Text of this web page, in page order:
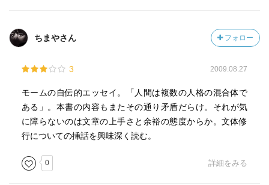
として選ぶなどというのは、極めて珍しい話だった。あま
りに途方もない考えだったので、誰かに打ち明けようなど
離れた三人の兄たちが全て法律家だったのだから、私まで
が割り込む余地などあろうとは思えなかった。
私は生来ひとを信用しない。他人は私に好意的なことよ
モアの感覚を持つ者が支払わねばならぬ代償である。ユー
ちまやさん フォロー
3 2009.08.27
モームの自伝的エッセイ。「人間は複数の人格の混合体で
ある」。本書の内容もまたその通り矛盾だらけ。それが気
に障らないのは文章の上手さと余裕の態度からか。文体修
行についての挿話を興味深く読む。
0 詳細をみる